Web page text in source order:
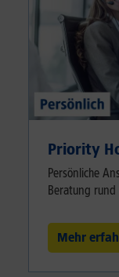
Priority
Persönliche
Beratung rund
Mehr